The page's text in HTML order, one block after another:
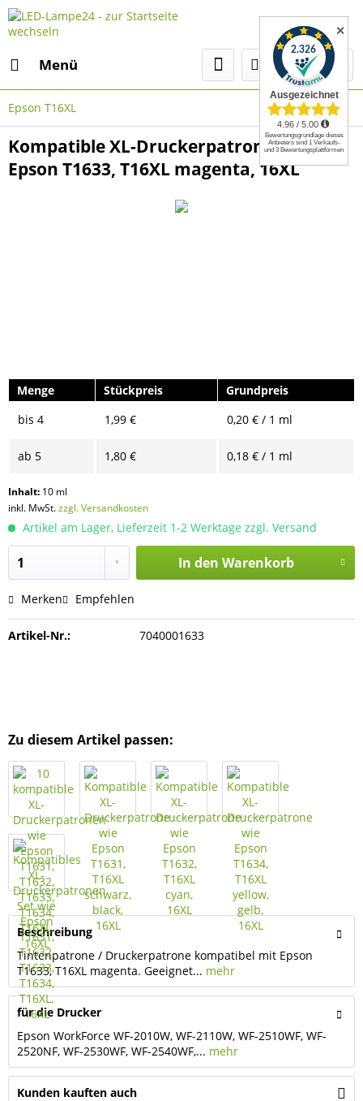
Menü
Epson T16XL
Kompatible XL-Druckerpatrone wie
Epson T1633, T16XL magenta, 16XL
Menge Stückpreis
Grundpreis
bis 4 1,99 € 0,20 € / 1 ml
ab 5 1,80 € 0,18 € / 1 ml
Inhalt: 10 ml
inkl. MwSt.zzgl. Versandkosten
Artikel am Lager, Lieferzeit 1-2 Werktage zzgl. Versand
In den Warenkorb
Merken Empfehlen
Artikel-Nr.: 7040001633
Zu diesem Artikel passen:
Beschreibung
Tintenpatrone / Druckerpatrone kompatibel mit Epson
T1633, T16XL magenta. Geeignet... mehr
für die Drucker
Epson WorkForce WF-2010W, WF-2110W, WF-2510WF, WF-
2520NF, WF-2530WF, WF-2540WF,... mehr
Kunden kauften auch
✕